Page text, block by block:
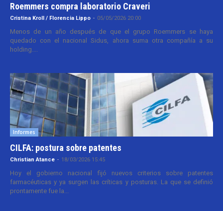
Roemmers compra laboratorio Craveri
Cristina Kroll / Florencia Lippo - 05/05/2026 20:00
Menos de un año después de que el grupo Roemmers se haya
quedado con el nacional Sidus, ahora suma otra compañía a su
holding....
Informes
CILFA: postura sobre patentes
Christian Atance - 18/03/2026 15:45
Hoy el gobierno nacional fijó nuevos criterios sobre patentes
farmacéuticas y ya surgen las críticas y posturas. La que se definió
prontamente fue la...